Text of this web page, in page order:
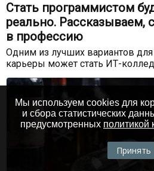
Стать программистом
реально. Рассказываем,
в профессию
Одним из лучших вариантов для
карьеры может стать ИТ-
Мы используем cookies для
и сбора статистических
предусмотренных политикой
Принять